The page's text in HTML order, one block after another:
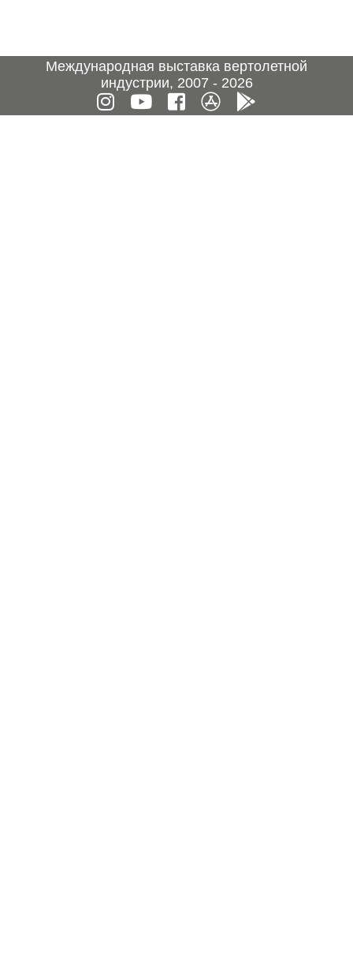
Международная выставка вертолетной
индустрии, 2007 - 2026